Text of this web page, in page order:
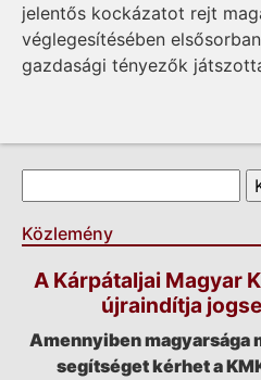
jelentős kockázatot rejt
véglegesítésében
gazdasági tényezők
Keresés űrlap
Közlemény
A Kárpátaljai Magyar
újraindítja
Amennyiben magyarsága
segítséget kérhet a